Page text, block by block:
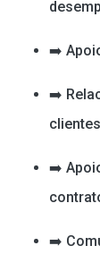
➡️
➡️
➡️
➡️